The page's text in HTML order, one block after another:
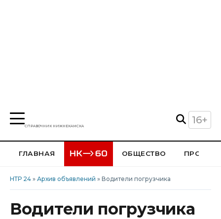
СПРАВОЧНИК НИЖНЕКАМСКА
16+
ГЛАВНАЯ ОБЩЕСТВО
НТР 24 » Архив объявлений » Водители погрузчика
Водители погрузчика